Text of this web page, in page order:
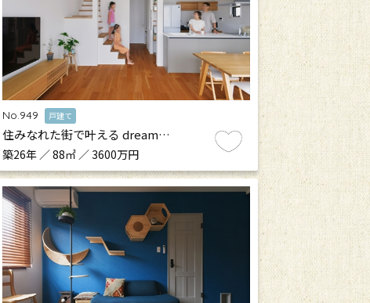
No.949 戸建て
住みなれた街で叶える dream…
築26年 ／ 88㎡ ／ 3600万円